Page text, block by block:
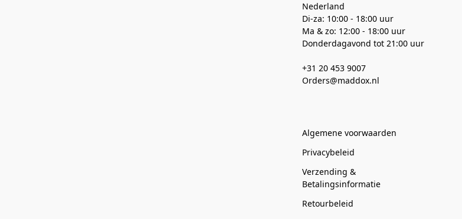
Nederland
Di-za: 10:00 - 18:00 uur
Ma & zo: 12:00 - 18:00 uur
Donderdagavond tot 21:00 uur
+31 20 453 9007
Orders@maddox.nl
Algemene voorwaarden
Privacybeleid
Verzending &
Betalingsinformatie
Retourbeleid